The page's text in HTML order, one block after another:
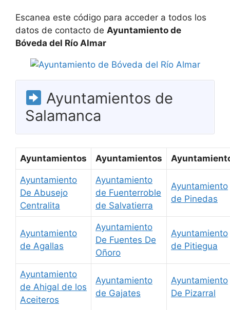
Escanea este código para acceder a todos los
datos de contacto de Ayuntamiento de
Bóveda del Río Almar
Ayuntamientos de
Salamanca
Ayuntamientos Ayuntamientos
Ayuntamiento
De Abusejo
Centralita
Ayuntamiento
de Fuenterroble
de Salvatierra
Ayuntamiento
de Pinedas
Ayuntamiento
de Agallas
Ayuntamiento
De Fuentes De
Oñoro
Ayuntamiento
de Pitiegua
Ayuntamiento
de Ahigal de los
Aceiteros
Ayuntamiento
de Gajates
Ayuntamiento
De Pizarral